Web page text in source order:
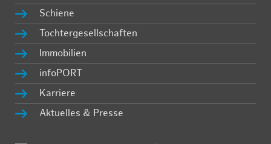
Schie­ne
Toch­ter­ge­sell­schaf­ten
Im­mo­bi­li­en
in­fo­PORT
Kar­rie­re
Ak­tu­el­les & Pres­se